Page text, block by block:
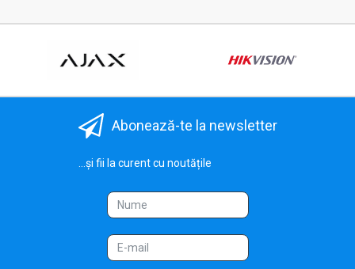
Abonează-te la newsletter
...și fii la curent cu noutățile